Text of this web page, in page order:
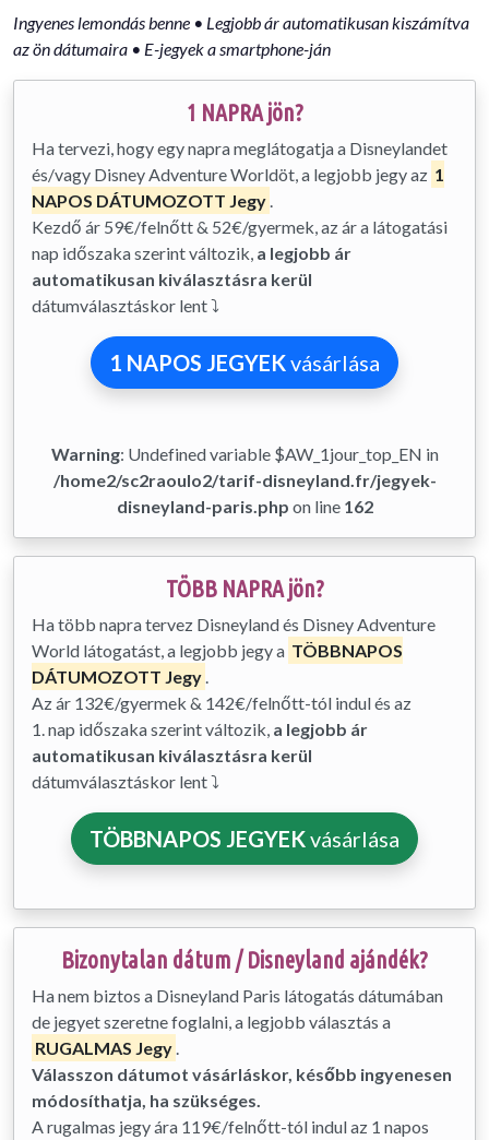
Ingyenes lemondás benne • Legjobb ár automatikusan kiszámítva
az ön dátumaira • E-jegyek a smartphone-ján
1 NAPRA jön?
Ha tervezi, hogy egy napra meglátogatja a Disneylandet
és/vagy Disney Adventure Worldöt, a legjobb jegy az 1
NAPOS DÁTUMOZOTT Jegy .
Kezdő ár 59€/felnőtt & 52€/gyermek, az ár a látogatási
nap időszaka szerint változik, a legjobb ár
automatikusan kiválasztásra kerül
dátumválasztáskor lent ⤵
1 NAPOS JEGYEKvásárlása
Warning: Undefined variable $AW_1jour_top_EN in
/home2/sc2raoulo2/tarif-disneyland.fr/jegyek-
disneyland-paris.php on line 162
TÖBB NAPRA jön?
Ha több napra tervez Disneyland és Disney Adventure
World látogatást, a legjobb jegy a TÖBBNAPOS
DÁTUMOZOTT Jegy .
Az ár 132€/gyermek & 142€/felnőtt-tól indul és az
1. nap időszaka szerint változik, a legjobb ár
automatikusan kiválasztásra kerül
dátumválasztáskor lent ⤵
TÖBBNAPOS JEGYEKvásárlása
Bizonytalan dátum / Disneyland ajándék?
Ha nem biztos a Disneyland Paris látogatás dátumában
de jegyet szeretne foglalni, a legjobb választás a
RUGALMAS Jegy .
Válasszon dátumot vásárláskor, később ingyenesen
módosíthatja, ha szükséges.
A rugalmas jegy ára 119€/felnőtt-tól indul az 1 napos